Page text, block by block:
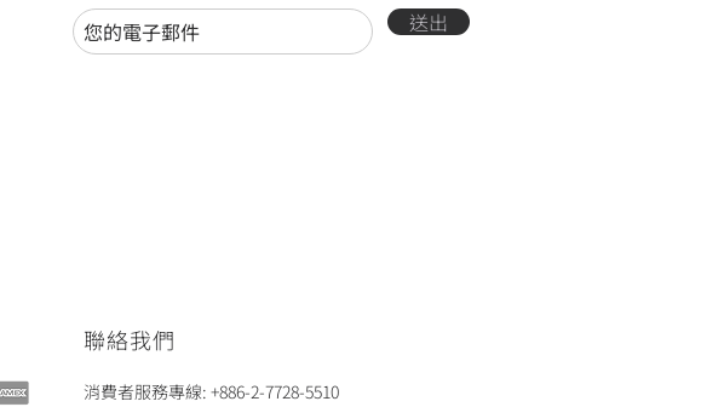
送出
聯絡我們
消費者服務專線: +886-2-7728-5510